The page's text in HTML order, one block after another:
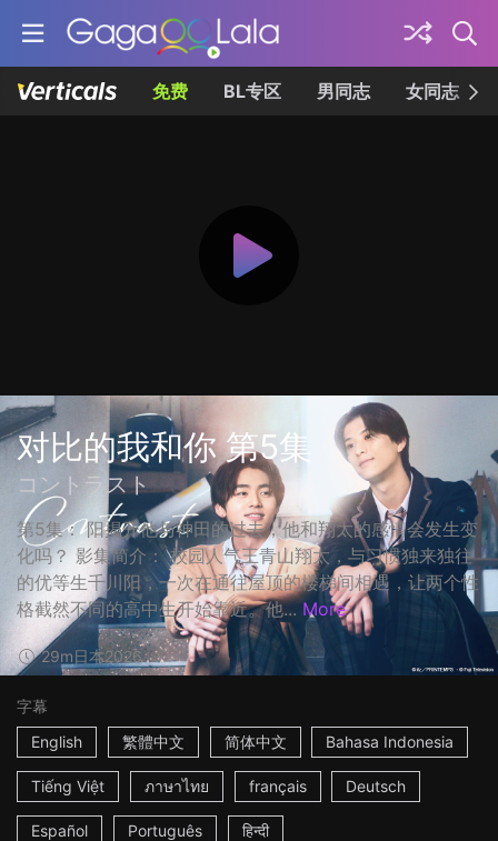
免费 BL专区 男同志 女同志
对比的我和你 第5集
コントラスト
第5集： 阳揭开他与神田的过去，他和翔太的感情会发生变
化吗？ 影集简介： 校园人气王青山翔太，与习惯独来独往
的优等生千川阳，一次在通往屋顶的楼梯间相遇，让两个性
格截然不同的高中生开始靠近。他... More
29m日本2026
字幕
English
繁體中文 简体中文 Bahasa Indonesia
Tiếng Việt ภาษาไทย français Deutsch
Español Português हिन्दी